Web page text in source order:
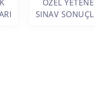
ÖZEL
SINAV